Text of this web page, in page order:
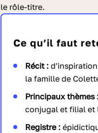
le rôle-titre.
Ce qu’il faut
Récit :
la famille de
Principaux thèmes
conjugal et filial et
Registre :